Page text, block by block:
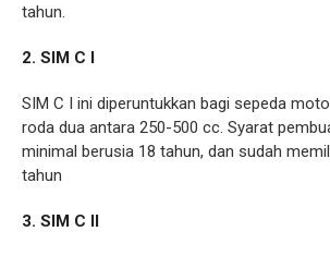
tahun.
2. SIM C I
SIM C I ini diperuntukkan bagi sepeda
roda dua antara 250-500 cc. Syarat
minimal berusia 18 tahun, dan sudah
tahun
3. SIM C II